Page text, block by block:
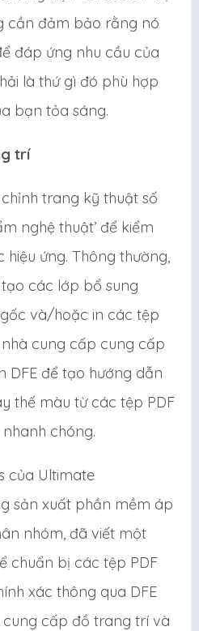
cần đảm bảo rằng nó
đáp ứng nhu cầu của
là thứ gì đó phù hợp
bạn tỏa sáng.
trí
trang kỹ thuật số
nghệ thuật’ để kiểm
ứng. Thông thường,
các lớp bổ sung
và/hoặc in các tệp
cung cấp cung cấp
DFE để tạo hướng dẫn
thế màu từ các tệp PDF
chóng.
của Ultimate
sản xuất phần mềm áp
nhóm, đã viết một
chuẩn bị các tệp PDF
xác thông qua DFE
cấp đồ trang trí và